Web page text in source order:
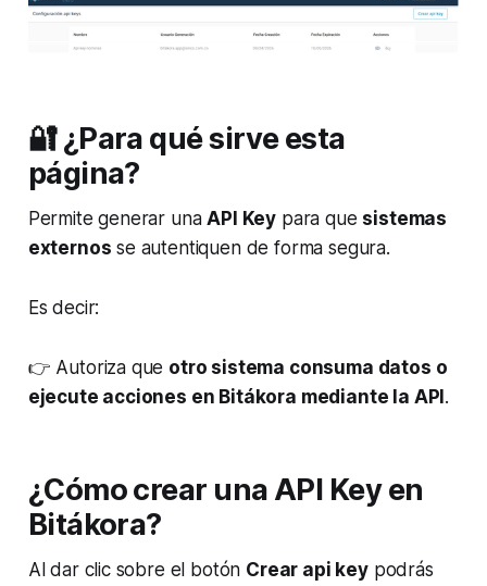
🔐 ¿Para qué sirve esta
página?
Permite generar unaAPI Key para que sistemas
externos se autentiquen de forma segura.
Es decir:
👉 Autoriza que otro sistema consuma datos o
ejecute acciones en Bitákora mediante la API.
¿Cómo crear una API Key en
Bitákora?
Al dar clic sobre el botón Crear api keypodrás